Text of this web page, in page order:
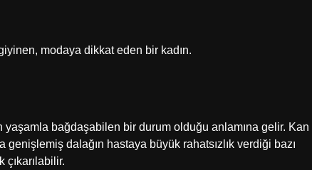
modaya dikkat eden bir kadın.
yaşamla bağdaşabilen bir durum olduğu anlamına gelir. Kan
genişlemiş dalağın hastaya büyük rahatsızlık verdiği bazı